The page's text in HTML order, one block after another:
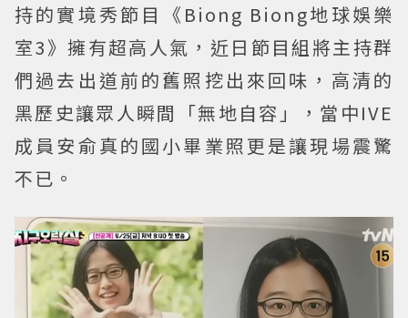
持的實境秀節目《Biong Biong地球娛樂
室3》擁有超高人氣，近日節目組將主持群
們過去出道前的舊照挖出來回味，高清的
黑歷史讓眾人瞬間「無地自容」，當中IVE
成員安俞真的國小畢業照更是讓現場震驚
不已。